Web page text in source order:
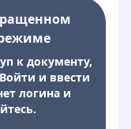
к документу,
и ввести
логина и